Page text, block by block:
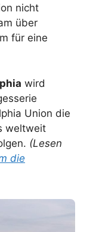
nicht
über
für eine
wird
Union die
weltweit
(Lesen
die